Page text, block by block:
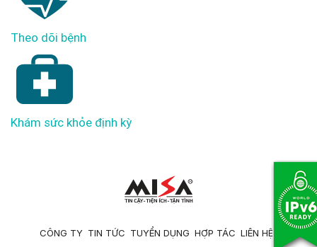
Theo dõi bệnh
Khám sức khỏe định kỳ
CÔNG TY TIN TỨC TUYỂN DỤNG HỢP TÁC LIÊN HỆ